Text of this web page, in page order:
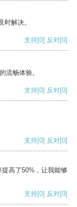
解决。
支持[0] 反对[0]
流畅体验。
支持[0] 反对[0]
支持[0] 反对[0]
高了50%，让我能够
支持[0] 反对[0]